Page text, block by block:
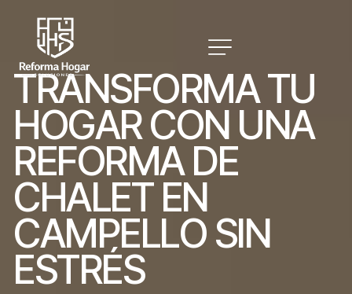
TRANSFORMATU
HOGARCON UNA
REFORMA DE
CHALET EN
CAMPELLO SIN
ESTRÉS